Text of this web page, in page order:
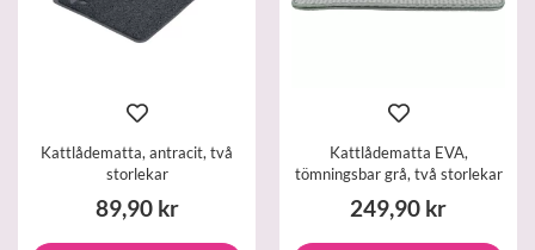
Kattlådematta, antracit, två
storlekar
89,90 kr
Kattlådematta EVA,
tömningsbar grå, två storlekar
249,90 kr